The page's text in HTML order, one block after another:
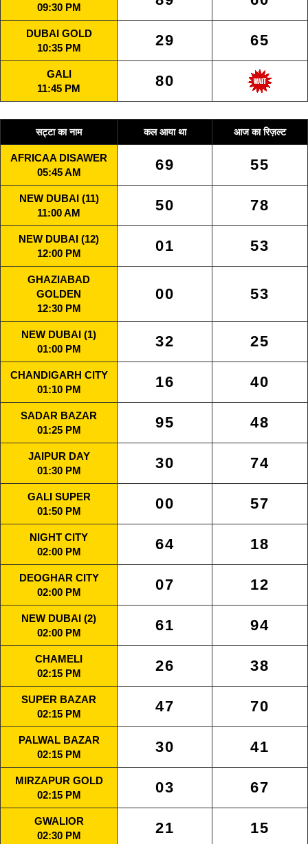
09:30 PM
DUBAI GOLD
10:35 PM
29 65
GALI
11:45 PM
80
सट्टा का नाम कल आया था आज का रिज़ल्ट
AFRICAA DISAWER
05:45 AM
69 55
NEW DUBAI (11)
11:00 AM
50 78
NEW DUBAI (12)
12:00 PM
01 53
GHAZIABAD
GOLDEN
12:30 PM
00 53
NEW DUBAI (1)
01:00 PM
32 25
CHANDIGARH CITY
01:10 PM
16 40
SADAR BAZAR
01:25 PM
95 48
JAIPUR DAY
01:30 PM
30 74
GALI SUPER
01:50 PM
00 57
NIGHT CITY
02:00 PM
64 18
DEOGHAR CITY
02:00 PM
07 12
NEW DUBAI (2)
02:00 PM
61 94
CHAMELI
02:15 PM
26 38
SUPER BAZAR
02:15 PM
47 70
PALWAL BAZAR
02:15 PM
30 41
MIRZAPUR GOLD
02:15 PM
03 67
GWALIOR
02:30 PM
21 15